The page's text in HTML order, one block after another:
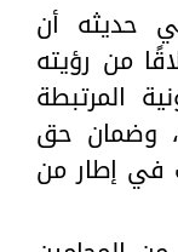
حديثه أن
من رؤيته
المرتبطة
وضمان حق
في إطار من